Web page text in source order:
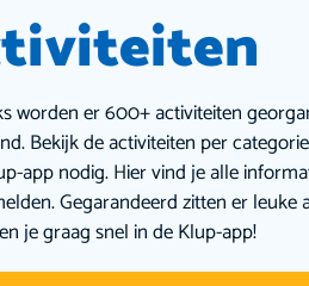
worden er 600+ activiteiten
Bekijk de activiteiten per
app nodig. Hier vind je alle
Gegarandeerd zitten er
je graag snel in de Klup-app!